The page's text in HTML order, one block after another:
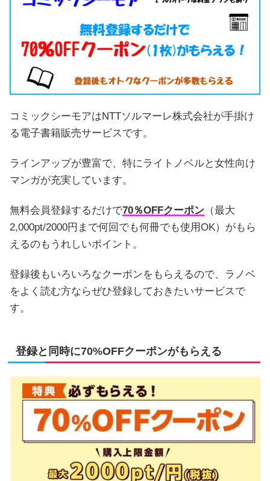
コミックシーモアはNTTソルマーレ株式会社が手掛け
る電子書籍販売サービスです。
ラインアップが豊富で、特にライトノベルと女性向け
マンガが充実しています。
無料会員登録するだけで70％OFFクーポン （最大
2,000pt/2000円まで何回でも何冊でも使用OK）がもら
えるのもうれしいポイント。
登録後もいろいろなクーポンをもらえるので、ラノベ
をよく読む方ならぜひ登録しておきたいサービスで
す。
登録と同時に70%OFFクーポンがもらえる